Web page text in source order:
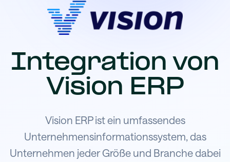
Integration von
Vision ERP
Vision ERP ist ein umfassendes
Unternehmensinformationssystem, das
Unternehmen jeder Größe und Branche dabei